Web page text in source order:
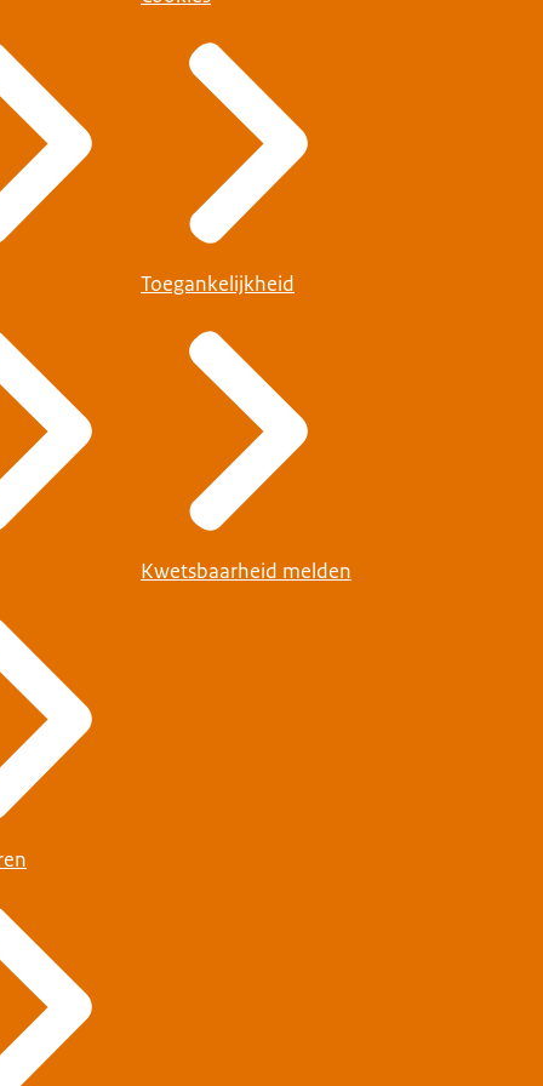
uw reisdocument voor
met de nationaliteit
Check of u hier
Toegankelijkheid
Kwetsbaarheid melden